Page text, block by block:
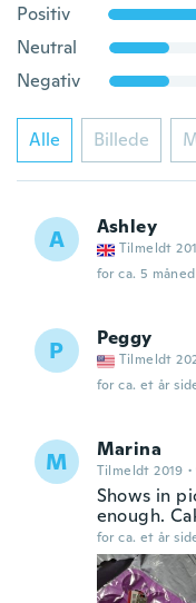
Positiv
Neutral
Negativ
Alle Billede
A Ashley
Tilmeldt
for ca. 5
P Peggy
Tilmeldt
for ca. et år
M Marina
Tilmeldt 2019 ·
Shows in
enough.
for ca. et år